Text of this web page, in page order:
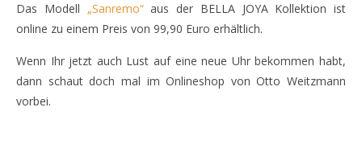
Das Modell „Sanremo“aus der BELLA JOYA Kollektion ist
online zu einem Preis von 99,90 Euro erhältlich.
Wenn Ihr jetzt auch Lust auf eine neue Uhr bekommen habt,
dann schaut doch mal im Onlineshop von Otto Weitzmann
vorbei.